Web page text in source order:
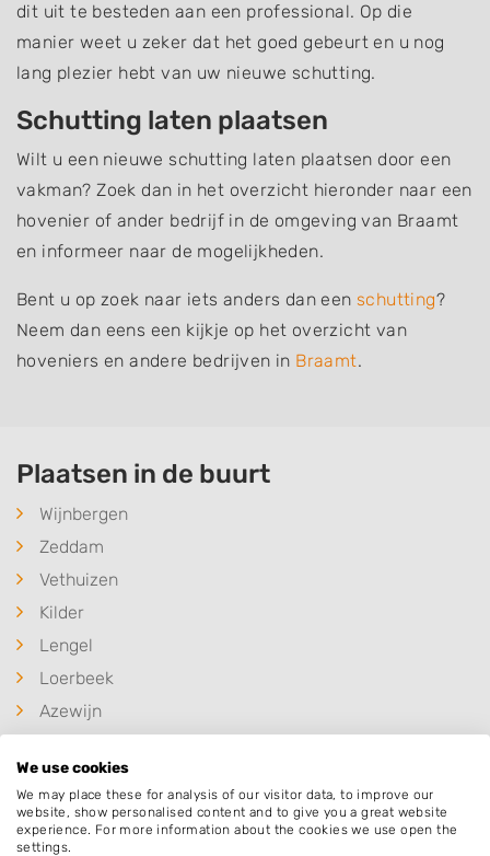
dit uit te besteden aan een professional. Op die
manier weet u zeker dat het goed gebeurt en u nog
lang plezier hebt van uw nieuwe schutting.
Schutting laten plaatsen
Wilt u een nieuwe schutting laten plaatsen door een
vakman? Zoek dan in het overzicht hieronder naar een
hovenier of ander bedrijf in de omgeving van Braamt
en informeer naar de mogelijkheden.
Bent u op zoek naar iets anders dan een schutting?
Neem dan eens een kijkje op het overzicht van
hoveniers en andere bedrijven in Braamt.
Plaatsen in de buurt
Wijnbergen
Zeddam
Vethuizen
Kilder
Lengel
Loerbeek
Azewijn
's-Heerenberg
Etten
Wehl
We use cookies
We may place these for analysis of our visitor data, to improve our
website, show personalised content and to give you a great website
experience. For more information about the cookies we use open the
settings.